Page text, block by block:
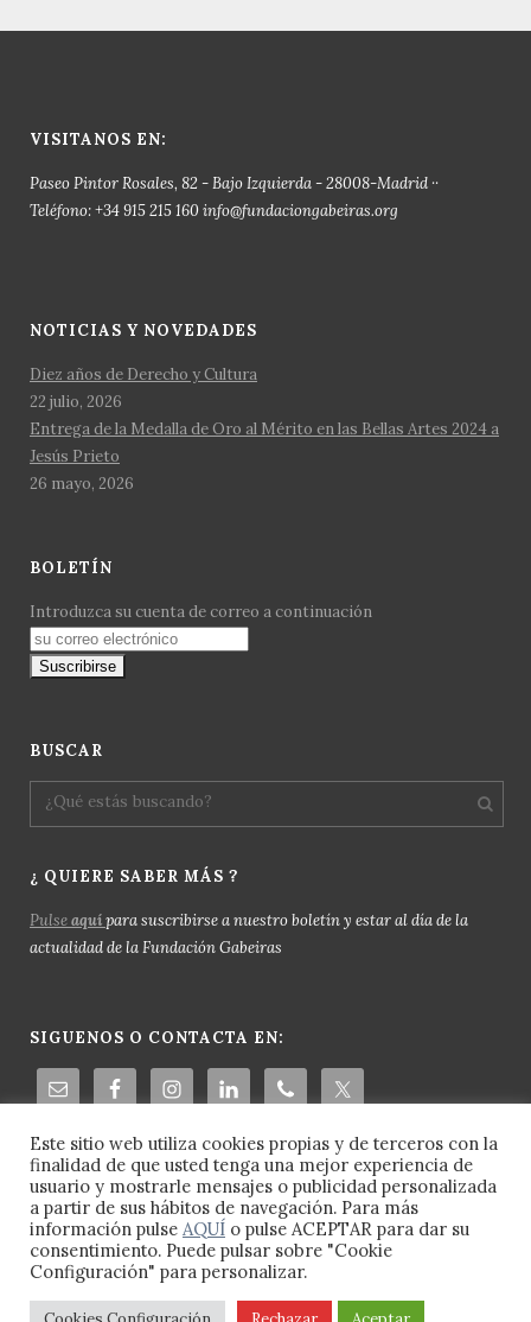
VISITANOS EN:
Paseo Pintor Rosales, 82 - Bajo Izquierda - 28008-Madrid ··
Teléfono: +34 915 215 160 info@fundaciongabeiras.org
NOTICIAS Y NOVEDADES
Diez años de Derecho y Cultura
22 julio, 2026
Entrega de la Medalla de Oro al Mérito en las Bellas Artes 2024 a
Jesús Prieto
26 mayo, 2026
BOLETÍN
Introduzca su cuenta de correo a continuación
BUSCAR
¿ QUIERE SABER MÁS ?
Pulseaquípara suscribirse a nuestro boletín y estar al día de la
actualidad de la Fundación Gabeiras
SIGUENOS O CONTACTA EN:
© 2023 Fundación Gabeiras -Aviso Legal
Política de Privacidad
Este sitio web utiliza cookies propias y de terceros con la
finalidad de que usted tenga una mejor experiencia de
usuario y mostrarle mensajes o publicidad personalizada
a partir de sus hábitos de navegación. Para más
información pulse AQUÍ o pulse ACEPTAR para dar su
consentimiento. Puede pulsar sobre "Cookie
Configuración" para personalizar.